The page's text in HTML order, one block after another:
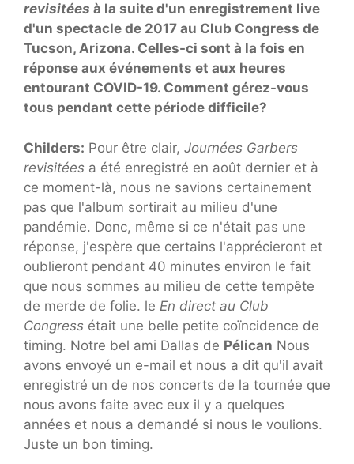
revisitées à la suite d'un enregistrement live
d'un spectacle de 2017 au Club Congress de
Tucson, Arizona. Celles-ci sont à la fois en
réponse aux événements et aux heures
entourant COVID-19. Comment gérez-vous
tous pendant cette période difficile?
Childers: Pour être clair, Journées Garbers
revisitées a été enregistré en août dernier et à
ce moment-là, nous ne savions certainement
pas que l'album sortirait au milieu d'une
pandémie. Donc, même si ce n'était pas une
réponse, j'espère que certains l'apprécieront et
oublieront pendant 40 minutes environ le fait
que nous sommes au milieu de cette tempête
de merde de folie. le En direct au Club
Congress était une belle petite coïncidence de
timing. Notre bel ami Dallas de Pélican Nous
avons envoyé un e-mail et nous a dit qu'il avait
enregistré un de nos concerts de la tournée que
nous avons faite avec eux il y a quelques
années et nous a demandé si nous le voulions.
Juste un bon timing.